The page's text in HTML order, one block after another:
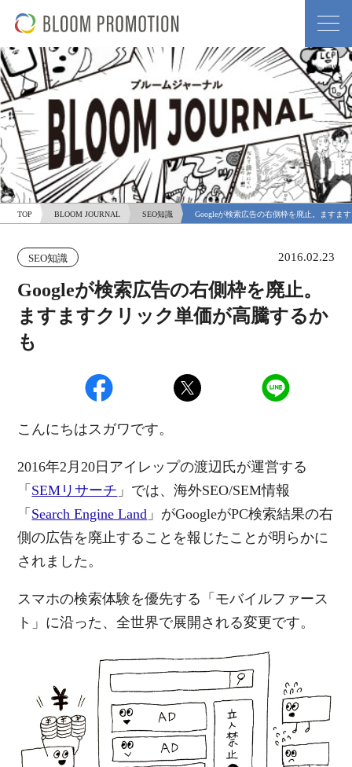
TOP BLOOM JOURNAL SEO知識 Googleが検索広告の右側枠を廃止。ますま
SEO知識 2016.02.23
Googleが検索広告の右側枠を廃止。
ますますクリック単価が高騰するか
も
こんにちはスガワです。
2016年2月20日アイレップの渡辺氏が運営する
「 SEMリサーチ 」では、海外SEO/SEM情報
「 Search Engine Land 」がGoogleがPC検索結果の右
側の広告を廃止することを報じたことが明らかに
されました。
スマホの検索体験を優先する「モバイルファース
ト」に沿った、全世界で展開される変更です。